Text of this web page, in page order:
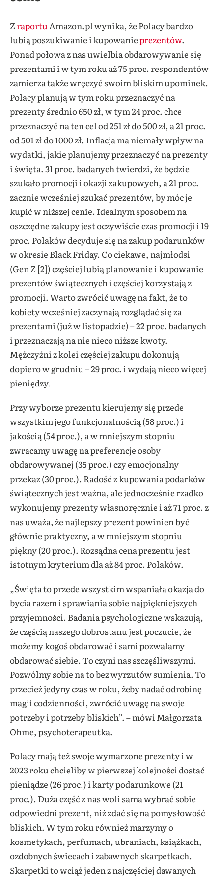
Z raportu Amazon.pl wynika, że Polacy bardzo
lubią poszukiwanie i kupowanieprezentów.
Ponad połowa z nas uwielbia obdarowywanie się
prezentami i w tym roku aż 75 proc. respondentów
zamierza także wręczyć swoim bliskim upominek.
Polacy planują w tym roku przeznaczyć na
prezenty średnio 650 zł, w tym 24 proc. chce
przeznaczyć na ten cel od 251 zł do 500 zł, a 21 proc.
od 501 zł do 1000 zł. Inflacja ma niemały wpływ na
wydatki, jakie planujemy przeznaczyć na prezenty
i święta. 31 proc. badanych twierdzi, że będzie
szukało promocji i okazji zakupowych, a 21 proc.
zacznie wcześniej szukać prezentów, by móc je
kupić w niższej cenie. Idealnym sposobem na
oszczędne zakupy jest oczywiście czas promocji i 19
proc. Polaków decyduje się na zakup podarunków
w okresie Black Friday. Co ciekawe, najmłodsi
(Gen Z [2]) częściej lubią planowanie i kupowanie
prezentów świątecznych i częściej korzystają z
promocji. Warto zwrócić uwagę na fakt, że to
kobiety wcześniej zaczynają rozglądać się za
prezentami (już w listopadzie) – 22 proc. badanych
i przeznaczają na nie nieco niższe kwoty.
Mężczyźni z kolei częściej zakupu dokonują
dopiero w grudniu – 29 proc. i wydają nieco więcej
pieniędzy.
Przy wyborze prezentu kierujemy się przede
wszystkim jego funkcjonalnością (58 proc.) i
jakością (54 proc.), a w mniejszym stopniu
zwracamy uwagę na preferencje osoby
obdarowywanej (35 proc.) czy emocjonalny
przekaz (30 proc.). Radość z kupowania podarków
świątecznych jest ważna, ale jednocześnie rzadko
wykonujemy prezenty własnoręcznie i aż 71 proc. z
nas uważa, że najlepszy prezent powinien być
głównie praktyczny, a w mniejszym stopniu
piękny (20 proc.). Rozsądna cena prezentu jest
istotnym kryterium dla aż 84 proc. Polaków.
„Święta to przede wszystkim wspaniała okazja do
bycia razem i sprawiania sobie najpiękniejszych
przyjemności. Badania psychologiczne wskazują,
że częścią naszego dobrostanu jest poczucie, że
możemy kogoś obdarować i sami pozwalamy
obdarować siebie. To czyni nas szczęśliwszymi.
Pozwólmy sobie na to bez wyrzutów sumienia. To
przecież jedyny czas w roku, żeby nadać odrobinę
magii codzienności, zwrócić uwagę na swoje
potrzeby i potrzeby bliskich”. – mówi Małgorzata
Ohme, psychoterapeutka.
Polacy mają też swoje wymarzone prezenty i w
2023 roku chcieliby w pierwszej kolejności dostać
pieniądze (26 proc.) i karty podarunkowe (21
proc.). Duża część z nas woli sama wybrać sobie
odpowiedni prezent, niż zdać się na pomysłowość
bliskich. W tym roku również marzymy o
kosmetykach, perfumach, ubraniach, książkach,
ozdobnych świecach i zabawnych skarpetkach.
Skarpetki to wciąż jeden z najczęściej dawanych